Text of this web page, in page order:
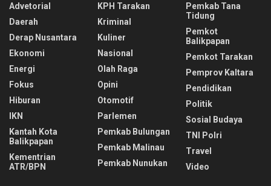
Advetorial
Daerah
Derap Nusantara
Ekonomi
Energi
Fokus
Hiburan
IKN
Kantah Kota
Balikpapan
Kementrian
ATR/BPN
KPH Tarakan
Kriminal
Kuliner
Nasional
Olah Raga
Opini
Otomotif
Parlemen
Pemkab Bulungan
Pemkab Malinau
Pemkab Nunukan
Pemkab Tana
Tidung
Pemkot
Balikpapan
Pemkot Tarakan
Pemprov Kaltara
Pendidikan
Politik
Sosial Budaya
TNI Polri
Travel
Video